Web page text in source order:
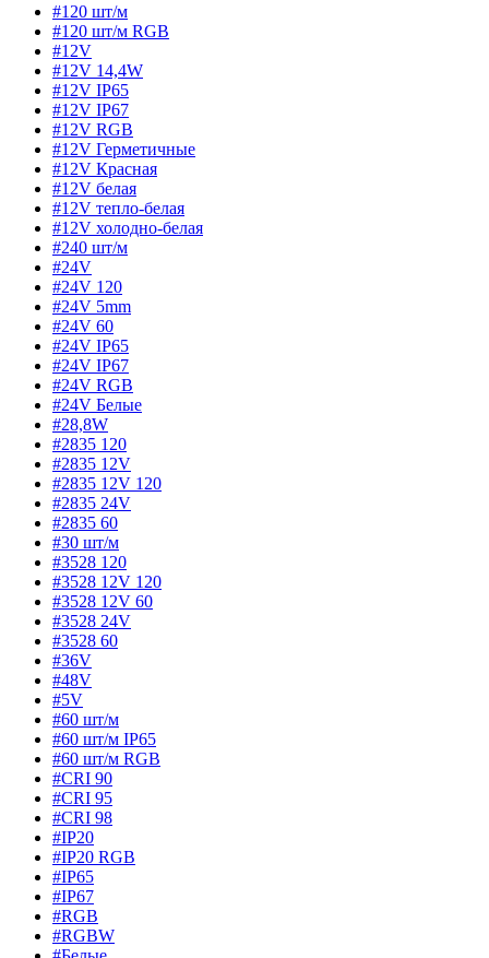
#120 шт/м
#120 шт/м RGB
#12V
#12V 14,4W
#12V IP65
#12V IP67
#12V RGB
#12V Герметичные
#12V Красная
#12V белая
#12V тепло-белая
#12V холодно-белая
#240 шт/м
#24V
#24V 120
#24V 5mm
#24V 60
#24V IP65
#24V IP67
#24V RGB
#24V Белые
#28,8W
#2835 120
#2835 12V
#2835 12V 120
#2835 24V
#2835 60
#30 шт/м
#3528 120
#3528 12V 120
#3528 12V 60
#3528 24V
#3528 60
#36V
#48V
#5V
#60 шт/м
#60 шт/м IP65
#60 шт/м RGB
#CRI 90
#CRI 95
#CRI 98
#IP20
#IP20 RGB
#IP65
#IP67
#RGB
#RGBW